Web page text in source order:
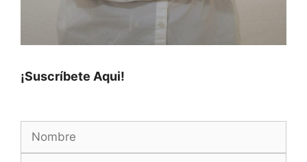
¡Suscríbete Aqui!